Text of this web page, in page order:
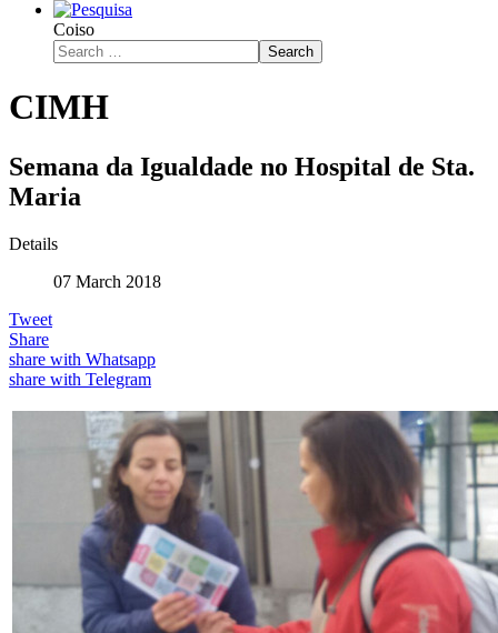
Coiso
Search
CIMH
Semana da Igualdade no Hospital de Sta.
Maria
Details
07 March 2018
Tweet
Share
share with Whatsapp
share with Telegram